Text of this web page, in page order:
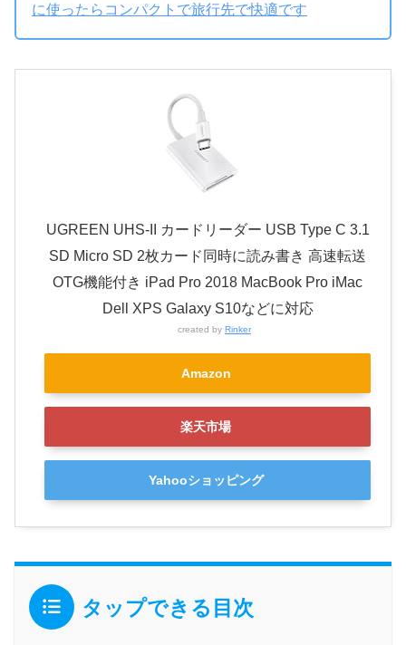
に使ったらコンパクトで旅行先で快適です
UGREEN UHS-II カードリーダー USB Type C 3.1
SD Micro SD 2枚カード同時に読み書き 高速転送
OTG機能付き iPad Pro 2018 MacBook Pro iMac
Dell XPS Galaxy S10などに対応
created by Rinker
Amazon
楽天市場
Yahooショッピング
タップできる目次